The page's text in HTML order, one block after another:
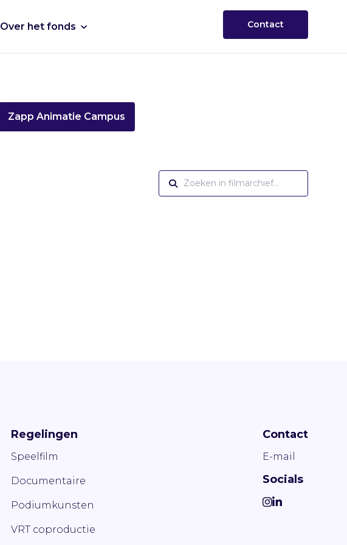
Over het fonds Contact
Zapp Animatie Campus
Regelingen
Speelfilm
Documentaire
Podiumkunsten
VRT coproductie
Contact
E-mail
Socials